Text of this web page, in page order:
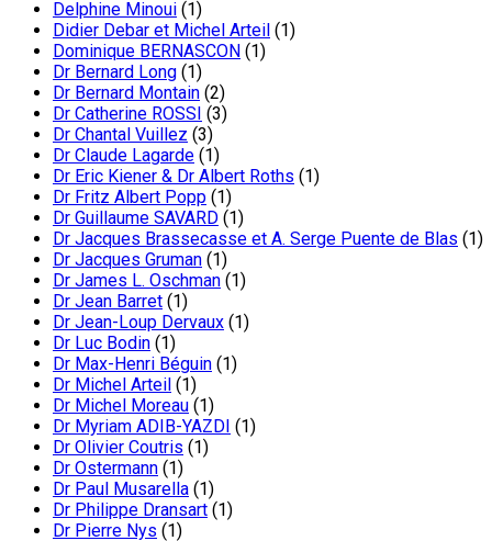
Delphine Minoui (1)
Didier Debar et Michel Arteil (1)
Dominique BERNASCON (1)
Dr Bernard Long (1)
Dr Bernard Montain (2)
Dr Catherine ROSSI (3)
Dr Chantal Vuillez (3)
Dr Claude Lagarde (1)
Dr Eric Kiener & Dr Albert Roths (1)
Dr Fritz Albert Popp (1)
Dr Guillaume SAVARD (1)
Dr Jacques Brassecasse et A. Serge Puente de Blas (1)
Dr Jacques Gruman (1)
Dr James L. Oschman (1)
Dr Jean Barret (1)
Dr Jean-Loup Dervaux (1)
Dr Luc Bodin (1)
Dr Max-Henri Béguin (1)
Dr Michel Arteil (1)
Dr Michel Moreau (1)
Dr Myriam ADIB-YAZDI (1)
Dr Olivier Coutris (1)
Dr Ostermann (1)
Dr Paul Musarella (1)
Dr Philippe Dransart (1)
Dr Pierre Nys (1)